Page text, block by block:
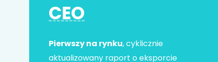
CEO
Pierwszy na rynku, cyklicznie
aktualizowany raport o eksporcie